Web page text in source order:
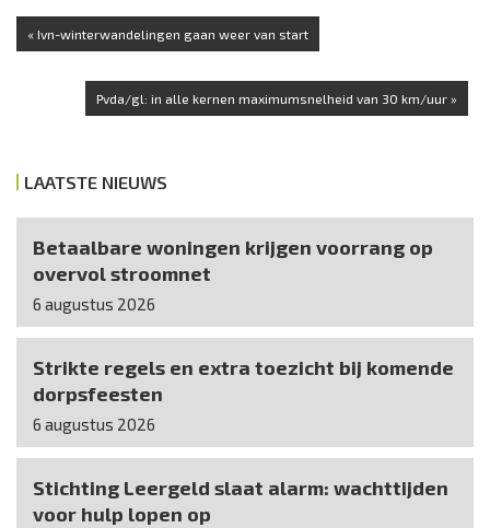
« Ivn-winterwandelingen gaan weer van start
Pvda/gl: in alle kernen maximumsnelheid van 30 km/uur »
LAATSTE NIEUWS
Betaalbare woningen krijgen voorrang op
overvol stroomnet
6 augustus 2026
Strikte regels en extra toezicht bij komende
dorpsfeesten
6 augustus 2026
Stichting Leergeld slaat alarm: wachttijden
voor hulp lopen op